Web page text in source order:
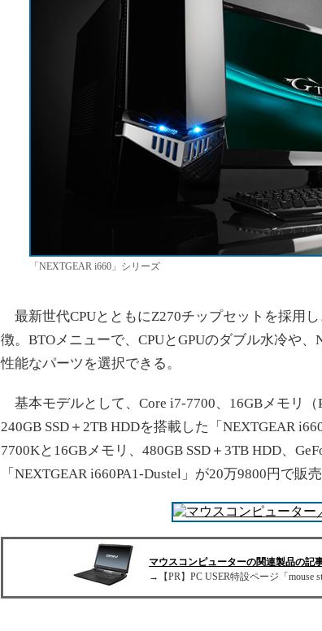
「NEXTGEAR i660」シリーズ
最新世代CPUとともにZ270チップセットを採用
徴。BTOメニューで、CPUとGPUのダブル水冷や
性能なパーツを選択できる。
基本モデルとして、Core i7-7700、16GBメモリ（
240GB SSD＋2TB HDDを搭載した「NEXTGEAR
7700Kと16GBメモリ、480GB SSD＋3TB HDD、
「NEXTGEAR i660PA1-Dustel」が20万9800円で販
マウスコンピューターの関連製品の記
→【PR】PC USER特設ページ「mouse